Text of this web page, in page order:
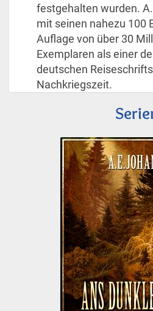
festgehalten wurden.
mit seinen nahezu 100
Auflage von über 30
Exemplaren als einer
deutschen
Nachkriegszeit.